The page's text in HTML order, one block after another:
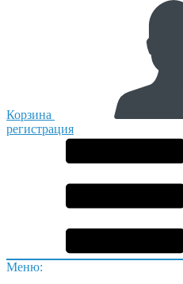
Корзина
регистрация
Меню: